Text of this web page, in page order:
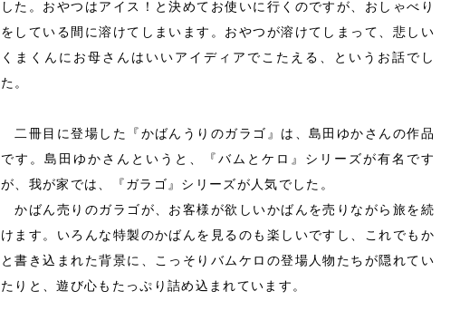
した。おやつはアイス！と決めてお使いに行くのですが、おしゃべり
をしている間に溶けてしまいます。おやつが溶けてしまって、悲しい
くまくんにお母さんはいいアイディアでこたえる、というお話でし
た。
二冊目に登場した『かばんうりのガラゴ』は、島田ゆかさんの作品
です。島田ゆかさんというと、『バムとケロ』シリーズが有名です
が、我が家では、『ガラゴ』シリーズが人気でした。
かばん売りのガラゴが、お客様が欲しいかばんを売りながら旅を続
けます。いろんな特製のかばんを見るのも楽しいですし、これでもか
と書き込まれた背景に、こっそりバムケロの登場人物たちが隠れてい
たりと、遊び心もたっぷり詰め込まれています。